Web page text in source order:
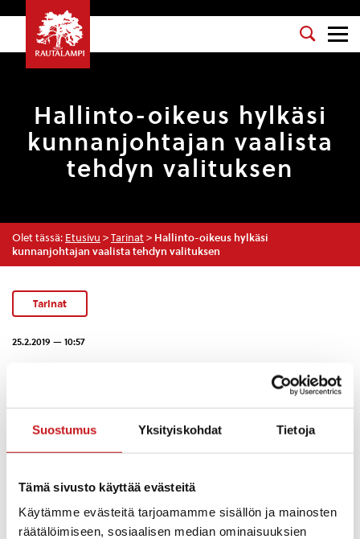
Suostumus Yksityiskohdat Tietoja
Tämä sivusto käyttää evästeitä
Käytämme evästeitä tarjoamamme sisällön ja mainosten
räätälöimiseen, sosiaalisen median ominaisuuksien
Hallinto-oikeus hylkäsi
kunnanjohtajan vaalista
tehdyn valituksen
Olet tässä: Etusivu > Tarinat > Hallinto-oikeus hylkäsi
kunnanjohtajan vaalista tehdyn valituksen
Tarinat
25.2.2019 — 10:57
Itä-Suomen hallinto-oikeus on hylännyt Rautalammin
kunnanvaltuuston 7.11.2017 tekemään päätöksen
kumoamista. Kyseisen päätös koskiAnu
Hallinto-oikeus antoi päätöksen asiassa 18.2.2019.
Päätöksen mukaan kunnanvaltuuston päätös ei ole